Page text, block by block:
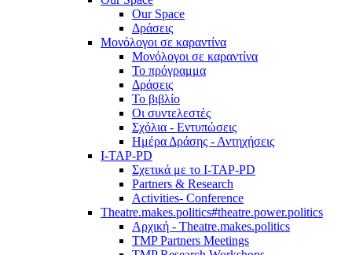
Our Space
Δράσεις
Μονόλογοι σε καραντίνα
Μονόλογοι σε καραντίνα
Το πρόγραμμα
Δράσεις
Το βιβλίο
Οι συντελεστές
Σχόλια - Εντυπώσεις
Ημέρα Δράσης - Αντηχήσεις
I-TAP-PD
Σχετικά με το I-TAP-PD
Partners & Research
Activities- Conference
Theatre.makes.politics#theatre.power.politics
Αρχική - Theatre.makes.politics
TMP Partners Meetings